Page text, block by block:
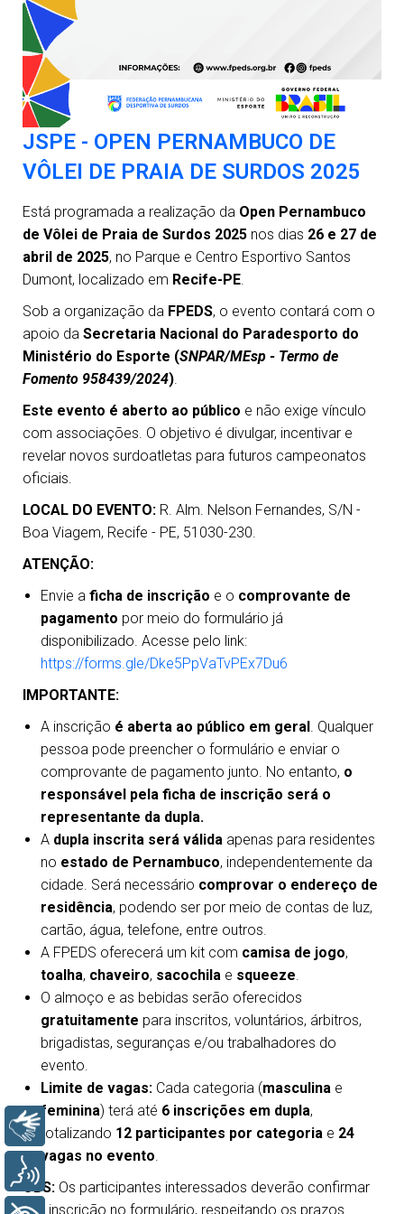
JSPE - OPEN PERNAMBUCO DE
VÔLEI DE PRAIA DE SURDOS 2025
Está programada a realização da Open Pernambuco
de Vôlei de Praia de Surdos 2025 nos dias 26 e 27 de
abril de 2025, no Parque e Centro Esportivo Santos
Dumont, localizado em Recife-PE.
Sob a organização da FPEDS, o evento contará com o
apoio da Secretaria Nacional do Paradesporto do
Ministério do Esporte (SNPAR/MEsp - Termo de
Fomento 958439/2024).
Este evento é aberto ao público e não exige vínculo
com associações. O objetivo é divulgar, incentivar e
revelar novos surdoatletas para futuros campeonatos
oficiais.
LOCAL DO EVENTO: R. Alm. Nelson Fernandes, S/N -
Boa Viagem, Recife - PE, 51030-230.
ATENÇÃO:
Envie a ficha de inscrição e o comprovante de
pagamento por meio do formulário já
disponibilizado. Acesse pelo link:
https://forms.gle/Dke5PpVaTvPEx7Du6
IMPORTANTE:
A inscrição é aberta ao público em geral. Qualquer
pessoa pode preencher o formulário e enviar o
comprovante de pagamento junto. No entanto, o
responsável pela ficha de inscrição será o
representante da dupla.
A dupla inscrita será válida apenas para residentes
no estado de Pernambuco, independentemente da
cidade. Será necessário comprovar o endereço de
residência, podendo ser por meio de contas de luz,
cartão, água, telefone, entre outros.
A FPEDS oferecerá um kit com camisa de jogo,
toalha, chaveiro, sacochila e squeeze.
O almoço e as bebidas serão oferecidos
gratuitamente para inscritos, voluntários, árbitros,
brigadistas, seguranças e/ou trabalhadores do
evento.
Limite de vagas: Cada categoria (masculina e
feminina) terá até 6 inscrições em dupla,
totalizando 12 participantes por categoria e 24
vagas no evento.
OBS: Os participantes interessados deverão confirmar
sua inscrição no formulário, respeitando os prazos
Libras